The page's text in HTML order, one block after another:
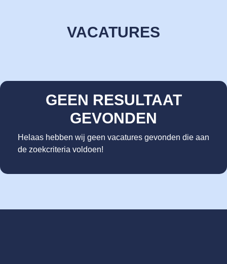
VACATURES
GEEN RESULTAAT
GEVONDEN
Helaas hebben wij geen vacatures gevonden die aan
de zoekcriteria voldoen!